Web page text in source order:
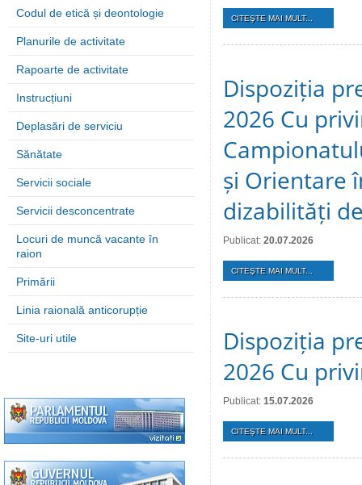
Codul de etică și deontologie
Planurile de activitate
Rapoarte de activitate
Instrucțiuni
Deplasări de serviciu
Sănătate
Servicii sociale
Servicii desconcentrate
Locuri de muncă vacante în
raion
Primării
Linia raională anticorupție
Site-uri utile
CITEŞTE MAI MULT...
Dispoziția
2026 Cu
și Orientare
dizabilități
Publicat: 20.07.2026
CITEŞTE MAI MULT...
Dispoziția
2026 Cu
Publicat: 15.07.2026
CITEŞTE MAI MULT...